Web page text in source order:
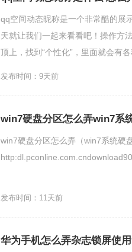
qq空间动态昵称是一个非常酷的展
天就让我们一起来看看吧！操作方
顶上，找到“个性化”，里面就会有
发布时间：9天前
win7硬盘分区怎么弄win7系
win7硬盘分区怎么弄（win7系统硬
发布时间：11天前
华为手机怎么弄杂志锁屏使